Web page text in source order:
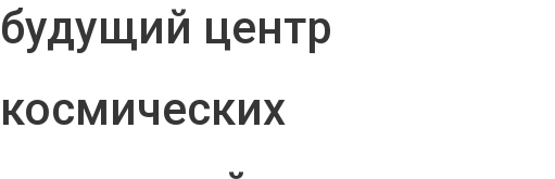
будущий центр
космических